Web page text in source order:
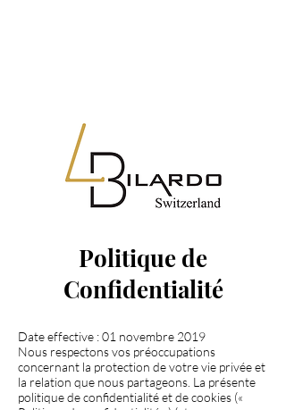
Politique de
Confidentialité
Date effective : 01 novembre 2019
Nous respectons vos préoccupations
concernant la protection de votre vie privée et
la relation que nous partageons. La présente
politique de confidentialité et de cookies («